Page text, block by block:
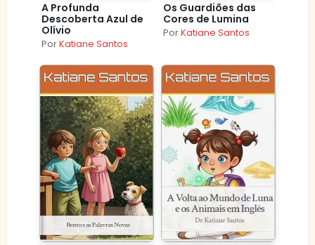
A Profunda
Descoberta Azul de
Olívio
PorKatiane Santos
Os Guardiões das
Cores de Lumina
PorKatiane Santos